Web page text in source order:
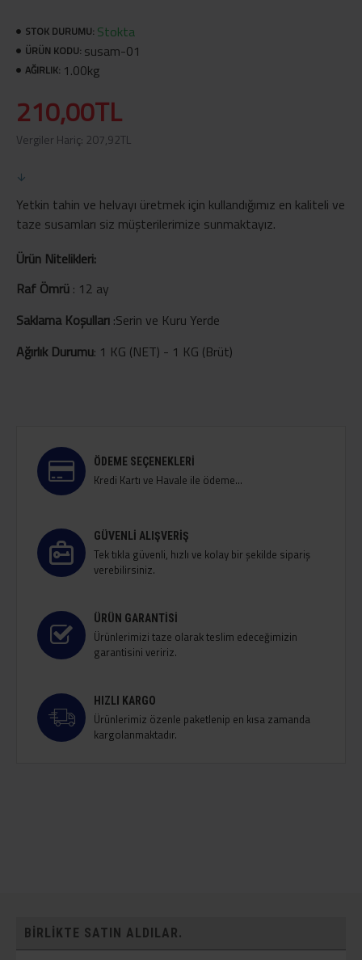
STOK DURUMU: Stokta
ÜRÜN KODU: susam-01
AĞIRLIK: 1.00kg
210,00TL
Vergiler Hariç: 207,92TL
Yetkin tahin ve helvayı üretmek için kullandığımız en kaliteli ve
taze susamları siz müşterilerimize sunmaktayız.
Ürün Nitelikleri:
Raf Ömrü : 12 ay
Saklama Koşulları :Serin ve Kuru Yerde
Ağırlık Durumu: 1 KG (NET) - 1 KG (Brüt)
ÖDEME SEÇENEKLERI
Kredi Kartı ve Havale ile ödeme...
GÜVENLI ALIŞVERIŞ
Tek tıkla güvenli, hızlı ve kolay bir şekilde sipariş
verebilirsiniz.
ÜRÜN GARANTISI
Ürünlerimizi taze olarak teslim edeceğimizin
garantisini veririz.
HIZLI KARGO
Ürünlerimiz özenle paketlenip en kısa zamanda
kargolanmaktadır.
BIRLIKTE SATIN ALDILAR.